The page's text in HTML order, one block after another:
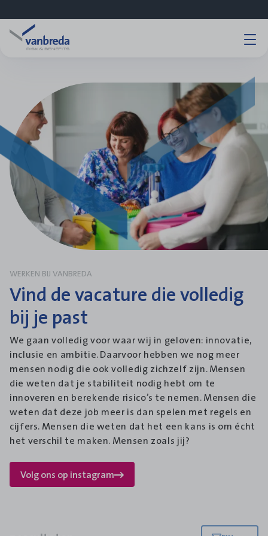
WERKEN BIJ VANBREDA
Vind de vacature die volledig
bij je past
We gaan volledig voor waar wij in geloven: innovatie,
inclusie en ambitie. Daarvoor hebben we nog meer
mensen nodig die ook volledig zichzelf zijn. Mensen
die weten dat je stabiliteit nodig hebt om te
innoveren en berekende risico’s te nemen. Mensen die
weten dat deze job meer is dan spelen met regels en
cijfers. Mensen die weten dat het een kans is om écht
het verschil te maken. Mensen zoals jij?
Volg ons op instagram